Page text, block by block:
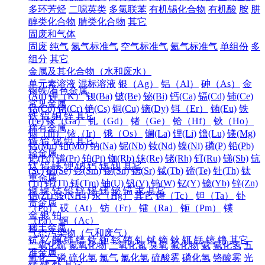
多环芳烃 二噁英类 多氯联苯 有机锡化合物 有机酸 胺 肼
醇类化合物 腈类化合物 其它
固废和气体
固废 纯气 氮气标准气 空气标准气 氦气标准气 单组份 多
组分 其它
金属及其化合物（水和废水）
单元素溶液 混标溶液 银（Ag） 铝（Al） 砷（As）
金
(Au) 钾（K） 钡(Ba) 铍(Be) 铋(Bi) 钙(Ca) 镉(Cd) 铈(Ce)
钴(Co) 铬(Cr) 铯(Cs) 铜(Cu) 镝(Dy) 铒（Er） 铕(Eu) 铁
(Fe) 镓（Ga） 钆（Gd） 锗（Ge） 铪（Hf）
钬（Ho）
铟（In） 铱（Ir） 锇（Os） 镧(La) 锂(Li) 镥(Lu) 镁(Mg)
锰(Mn) 钼(Mo) 钠(Na) 铌(Nb) 钕(Nd) 镍(Ni) 磷(P) 铅(Pb)
钯(Pd) 镨(Pr) 铂(Pt) 铷(Rb) 铼(Re) 铑(Rh) 钌(Ru) 锑(Sb) 钪
(Sc) 硒(Se) 钐(Sm) 锡(Sn) 锶(Sr) 铽(Tb) 碲(Te) 钍(Th) 钛
(Ti) 铊(Tl) 铥(Tm) 铀(U) 钒(V) 钨(W) 钇(Y) 镱(Yb) 锌(Zn)
锆(Zr) 铵(NH4) 汞（Hg） 其它 锝（Tc） 钽（Ta）
钋
（Po） 砹（At） 钫（Fr） 镭（Ra） 钷（Pm）
镤
（Pa） 锕（Ac）
气态污染物（气和废气）
二氧化硫 氮氧化物 二氧化氮 臭氧 氟化物 氨 氰化氢 五
氧化二磷 硫化氢 氯气 氯化氢 硫酸雾 磷化氢 铬酸雾 光
钢铁/有色金属
常见金属
铁 铝 铜 锌 其它
稀有金属
锆 铪 铌 钽 其它
轻金属
钛 铝 镁 钾 钠 钙 锶 钡 其它
重金属
铜 镍 钴 铅 锌 锡 锑 铋 镉 汞 其它
贵金属
金 银 铂
稀土金属
钪 钇 镧 铈 镨 钕 钷 钐 铕 钆 铽 镝 钬 铒 铥 镱 镥 其它
准金属